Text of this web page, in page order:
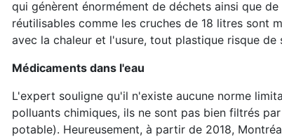
qui génèrent énormément de déchets ainsi que
réutilisables comme les cruches de 18 litres sont
avec la chaleur et l'usure, tout plastique risque
Médicaments dans l'eau
L'expert souligne qu'il n'existe aucune norme
polluants chimiques, ils ne sont pas bien filtrés
potable). Heureusement, à partir de 2018,